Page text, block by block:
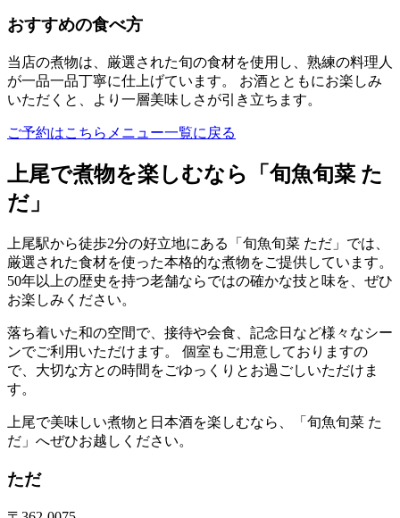
おすすめの食べ方
当店の煮物は、厳選された旬の食材を使用し、熟練の料理人
が一品一品丁寧に仕上げています。 お酒とともにお楽しみ
いただくと、より一層美味しさが引き立ちます。
ご予約はこちら メニュー一覧に戻る
上尾で煮物を楽しむなら「旬魚旬菜 た
だ」
上尾駅から徒歩2分の好立地にある「旬魚旬菜 ただ」では、
厳選された食材を使った本格的な煮物をご提供しています。
50年以上の歴史を持つ老舗ならではの確かな技と味を、ぜひ
お楽しみください。
落ち着いた和の空間で、接待や会食、記念日など様々なシー
ンでご利用いただけます。 個室もご用意しておりますの
で、大切な方との時間をごゆっくりとお過ごしいただけま
す。
上尾で美味しい煮物と日本酒を楽しむなら、「旬魚旬菜 た
だ」へぜひお越しください。
ただ